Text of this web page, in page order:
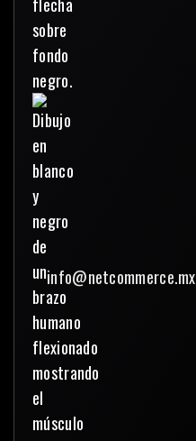
info@netcommerce.mx